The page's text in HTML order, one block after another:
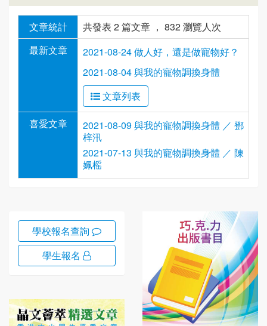
文章統計
共發表 2 篇文章 ， 832 瀏覽人次
最新文章
2021-08-24 做人好，還是做寵物好？
2021-08-04 與我的寵物調換身體
文章列表
喜愛文章
2021-08-09 與我的寵物調換身體 ／ 鄧
梓汛
2021-07-13 與我的寵物調換身體 ／ 陳
姵榣
學校報名查詢
學生報名